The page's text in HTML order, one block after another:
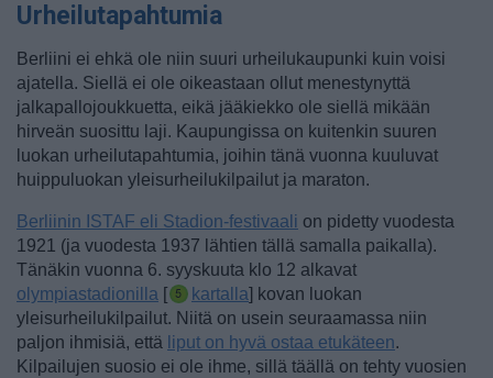
Urheilutapahtumia
Berliini ei ehkä ole niin suuri urheilukaupunki kuin voisi
ajatella. Siellä ei ole oikeastaan ollut menestynyttä
jalkapallojoukkuetta, eikä jääkiekko ole siellä mikään
hirveän suosittu laji. Kaupungissa on kuitenkin suuren
luokan urheilutapahtumia, joihin tänä vuonna kuuluvat
huippuluokan yleisurheilukilpailut ja maraton.
Berliinin ISTAF eli Stadion-festivaali on pidetty vuodesta
1921 (ja vuodesta 1937 lähtien tällä samalla paikalla).
Tänäkin vuonna 6. syyskuuta klo 12 alkavat
olympiastadionilla [ kartalla] kovan luokan
yleisurheilukilpailut. Niitä on usein seuraamassa niin
paljon ihmisiä, että liput on hyvä ostaa etukäteen.
Kilpailujen suosio ei ole ihme, sillä täällä on tehty vuosien